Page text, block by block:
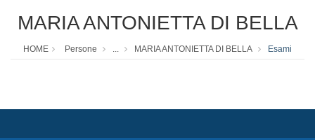
MARIA ANTONIETTA DI BELLA
HOME Persone ... MARIA ANTONIETTA DI BELLA Esami